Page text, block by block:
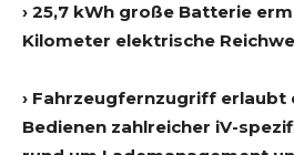
› 25,7 kWh große Batterie
Kilometer elektrische
› Fahrzeugfernzugriff erlaubt
Bedienen zahlreicher iV-